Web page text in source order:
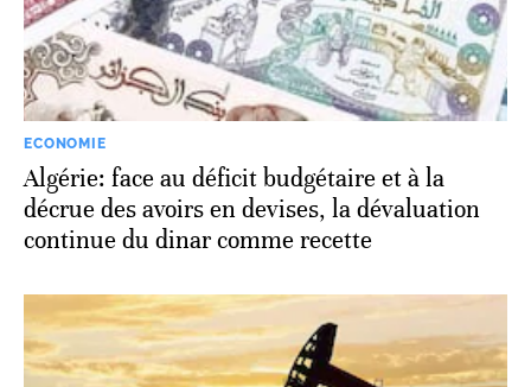
ECONOMIE
Algérie: face au déficit budgétaire et à la
décrue des avoirs en devises, la dévaluation
continue du dinar comme recette